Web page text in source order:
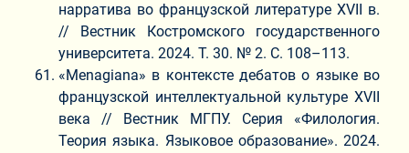
нарратива во французской литературе XVII в.
// Вестник Костромского государственного
университета. 2024. Т. 30. № 2. С. 108–113.
«Menagiana» в контексте дебатов о языке во
французской интеллектуальной культуре XVII
века // Вестник МГПУ. Серия «Филология.
Теория языка. Языковое образование». 2024.